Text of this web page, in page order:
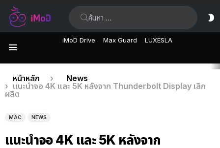
iMoD Drive Max Guard LUXESLA
เรื่อง
ล่าสุด
คุณอยู่ที่นี่:
หน้าหลัก
News
แนะนำจอ 4K และ 5K หลังจาก Thunderbolt Display เลิก
ผลิต
MAC NEWS
แนะนำจอ 4K และ 5K หลังจาก